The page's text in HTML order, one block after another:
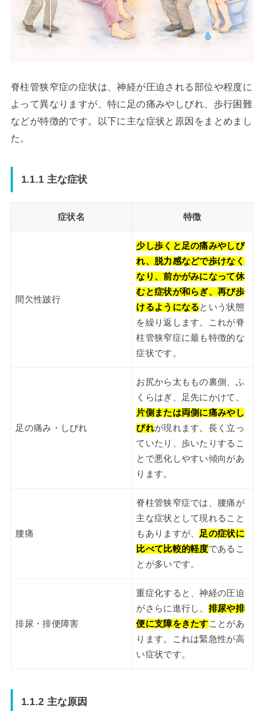
脊柱管狭窄症の症状は、神経が圧迫される部位や程度に
よって異なりますが、特に足の痛みやしびれ、歩行困難
などが特徴的です。以下に主な症状と原因をまとめまし
た。
1.1.1 主な症状
症状名 特徴
間欠性跛行
少し歩くと足の痛みやしび
れ、脱力感などで歩けなく
なり、前かがみになって休
むと症状が和らぎ、再び歩
けるようになるという状態
を繰り返します。これが脊
柱管狭窄症に最も特徴的な
症状です。
足の痛み・しびれ
お尻から太ももの裏側、ふ
くらはぎ、足先にかけて、
片側または両側に痛みやし
びれが現れます。長く立っ
ていたり、歩いたりするこ
とで悪化しやすい傾向があ
ります。
腰痛
脊柱管狭窄症では、腰痛が
主な症状として現れること
もありますが、 足の症状に
比べて比較的軽度であるこ
とが多いです。
排尿・排便障害
重症化すると、神経の圧迫
がさらに進行し、 排尿や排
便に支障をきたすことがあ
ります。これは緊急性が高
い症状です。
1.1.2 主な原因